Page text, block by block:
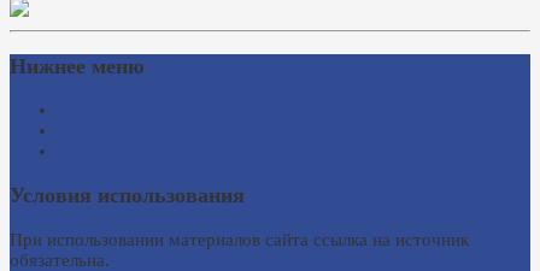
Нижнее меню
Условия использования
При использовании материалов сайта ссылка на источник
обязательна.